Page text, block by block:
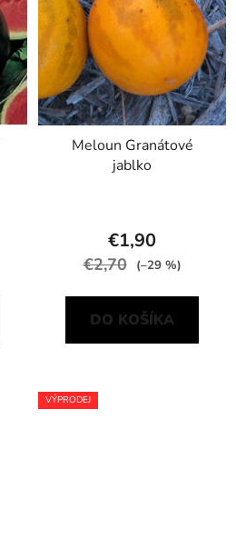
Meloun Granátové
jablko
€1,90
€2,70 (–29 %)
DO KOŠÍKA
VÝPRODEJ